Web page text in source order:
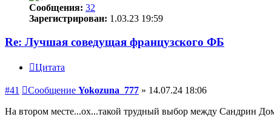
Сообщения: 32
Зарегистрирован: 1.03.23 19:59
Re: Лучшая соведущая французского ФБ
Цитата
#41 Сообщение Yokozuna_777 » 14.07.24 18:06
На втором месте...ох...такой трудный выбор между Сандрин